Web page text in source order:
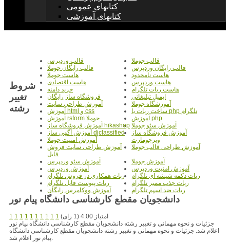
کتابهای عمومی
کتابهای آموزشی
قالب جوملا
قالب وردپرس
قالب رایگان وردپرس
قالب رایگان جوملا
هاست نامحدود
هاست جوملا
هاست وردپرس
هاست اقتصادی
هاست ربات تلگرام
خرید دامنه
ایمیل تبلیغاتی
فروشگاه ساز رایگان
آموزشگاه جوملا
آموزش طراحی سایت
ساخت ربات با php تلگرام
آموزش html و css
آموزش php
آموزش rsform جوملا
آموزش سئو جوملا آموزش فروشگاه ساز hikashop
آموزش فروشگاه ساز
ویرچومارت
آموزش آگهی ساز djclassified
آموزش امنیت جوملا
آموزش طراحی قالب جوملا
آموزش طراحی سایت فروش
فایل
آموزش جوملا
آموزش سئو وردپرس
آموزش امنیت وردپرس
آموزش وردپرس
ربات دکمه شیشه ای تلگرام
ربات همکاری در فروش تلگرام
ربات جذب ممبر تلگرام
ربات پیوست فایل تلگرام
ربات ضد اسپم تلگرام
آموزش ووکامرس رایگان
شروط
تغییر
رشته
دانشجویان مقطع کارشناسی دانشگاه پیام نور
1 1 1 1 1 1 1 1 1 1
امتیاز 4.00 (1 رای)
جزئیات و نحوه مهمانی و تغییر رشته دانشجویان مقطع کارشناسی دانشگاه پیام نور
اعلام شد. جزئیات و نحوه مهمانی و تغییر رشته دانشجویان مقطع کارشناسی دانشگاه
پیام نور اعلام شد.